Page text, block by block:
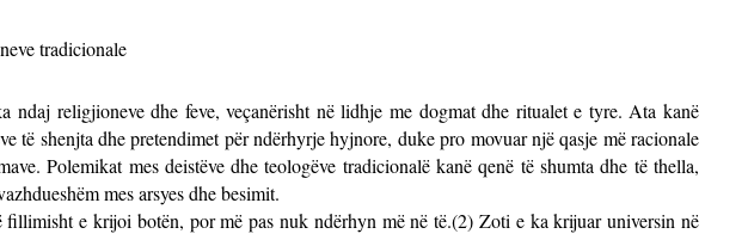
tradicionale
ndaj religjioneve dhe feve, veçanërisht në lidhje me dogmat dhe ritualet e tyre. Ata kanë
të shenjta dhe pretendimet për ndërhyrje hyjnore, duke pro movuar një qasje më racionale
Polemikat mes deistëve dhe teologëve tradicionalë kanë qenë të shumta dhe të thella,
mes arsyes dhe besimit.
e krijoi botën, por më pas nuk ndërhyn më në të.(2) Zoti e ka krijuar universin në